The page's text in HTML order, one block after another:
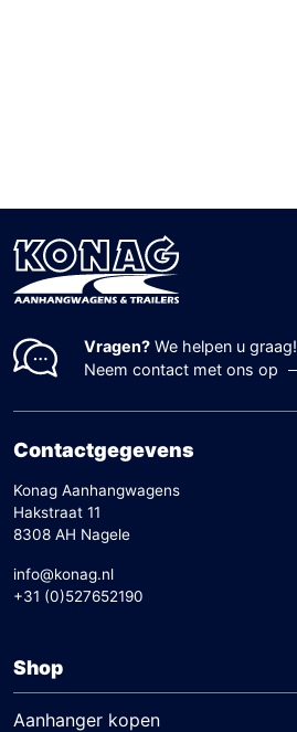
Vragen? We helpen u graag!
Neem contact met ons op
Contactgegevens
Konag Aanhangwagens
Hakstraat 11
8308 AH Nagele
info@konag.nl
+31 (0)527652190
Shop
Aanhanger kopen